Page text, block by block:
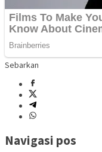
Sebarkan
Navigasi pos